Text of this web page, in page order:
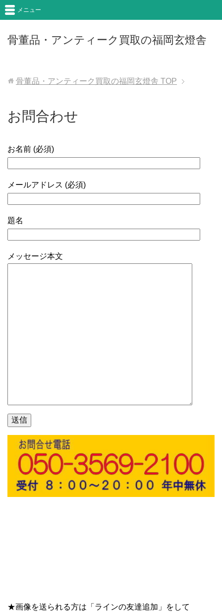
骨董品・アンティーク買取の福岡玄燈舎
メニュー
骨董品・アンティーク買取の福岡玄燈舎 TOP
お問合わせ
お名前 (必須)
メールアドレス (必須)
題名
メッセージ本文
★画像を送られる方は「ラインの友達追加」をして